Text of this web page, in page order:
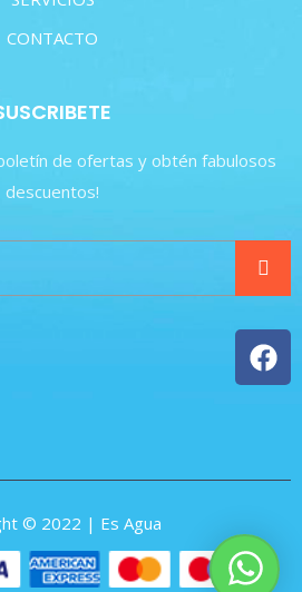
CONTACTO
de ofertas y obtén fabulosos
descuentos!
© 2022 | Es Agua